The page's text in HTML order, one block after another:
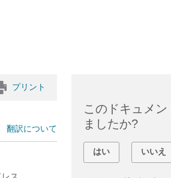
プリント
翻訳について
このドキュメ
ましたか?
はい いいえ